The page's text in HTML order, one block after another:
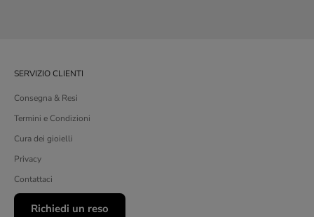
SERVIZIO CLIENTI
Consegna & Resi
Termini e Condizioni
Cura dei gioielli
Privacy
Contattaci
Richiedi un reso